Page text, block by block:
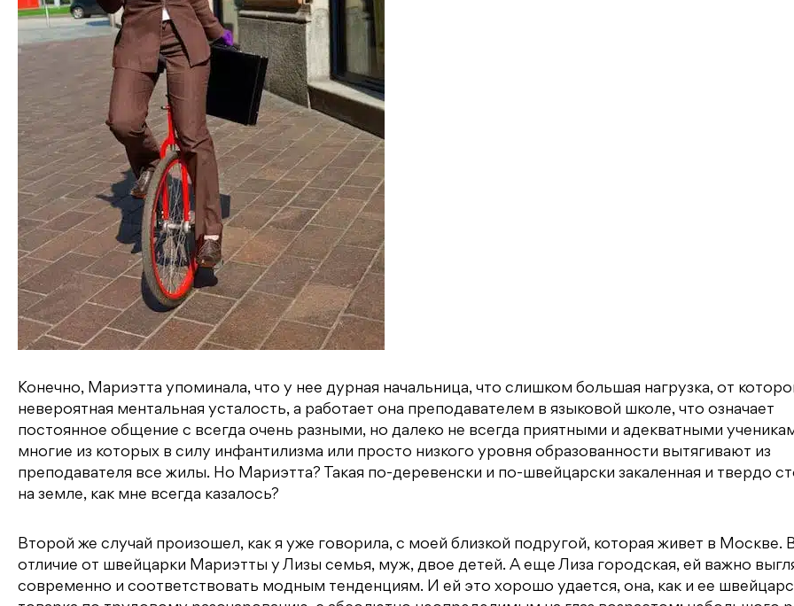
Конечно, Мариэтта упоминала, что у нее дурная начальница, что слишком большая нагрузка, от
невероятная ментальная усталость, а работает она преподавателем в языковой школе, что означает
постоянное общение с всегда очень разными, но далеко не всегда приятными и адекватными
многие из которых в силу инфантилизма или просто низкого уровня образованности вытягивают из
преподавателя все жилы. Но Мариэтта? Такая по-деревенски и по-швейцарски закаленная и твердо
на земле, как мне всегда казалось?
Второй же случай произошел, как я уже говорила, с моей близкой подругой, которая живет в Москве.
отличие от швейцарки Мариэтты у Лизы семья, муж, двое детей. А еще Лиза городская, ей важно
современно и соответствовать модным тенденциям. И ей это хорошо удается, она, как и ее